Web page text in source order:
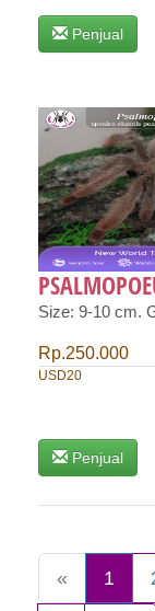
Penjual
Size: 9-10 cm.
Rp.250.000
USD20
Penjual
« 1